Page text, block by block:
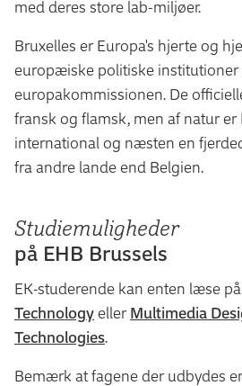
med deres store lab-miljøer.
Bruxelles er Europa's hjerte og
europæiske politiske institutioner
europakommissionen. De
fransk og flamsk, men af natur er
international og næsten en
fra andre lande end Belgien.
Studiemuligheder
på EHB Brussels
EK-studerende kan enten læse på
TechnologyellerMultimedia
Technologies.
Bemærk at fagene der udbydes